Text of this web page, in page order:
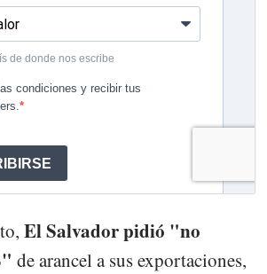
El Salvador pidió "no
de arancel a sus exportaciones,